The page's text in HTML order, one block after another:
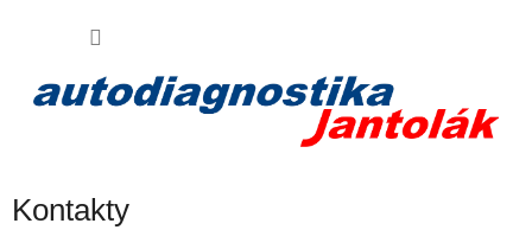
Kontakty
Virtuálny AI asistent